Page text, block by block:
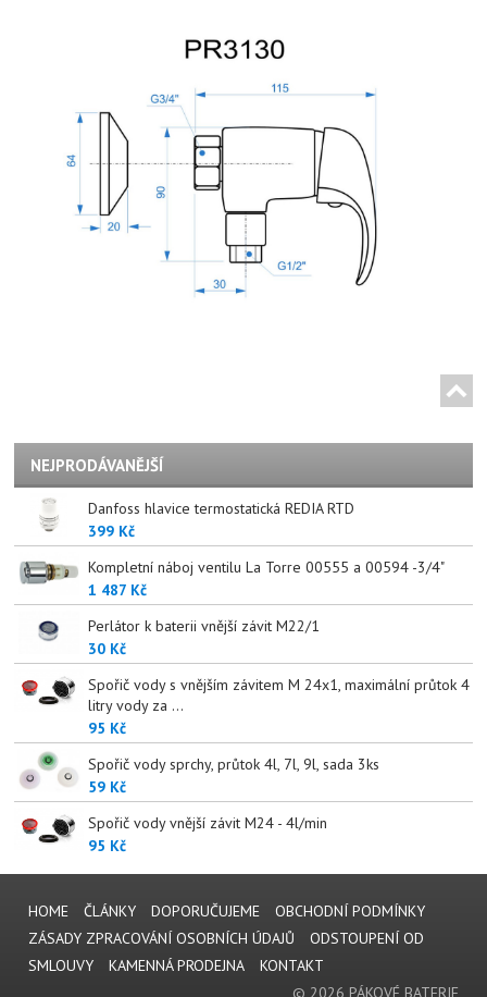
NEJPRODÁVANĚJŠÍ
Danfoss hlavice termostatická REDIA RTD
399 Kč
Kompletní náboj ventilu La Torre 00555 a 00594 -3/4"
1 487 Kč
Perlátor k baterii vnější závit M22/1
30 Kč
Spořič vody s vnějším závitem M 24x1, maximální průtok 4
litry vody za ...
95 Kč
Spořič vody sprchy, průtok 4l, 7l, 9l, sada 3ks
59 Kč
Spořič vody vnější závit M24 - 4l/min
95 Kč
HOME ČLÁNKY DOPORUČUJEME
OBCHODNÍ PODMÍNKY
ZÁSADY ZPRACOVÁNÍ OSOBNÍCH ÚDAJŮ
ODSTOUPENÍ OD
SMLOUVY
KAMENNÁ PRODEJNA
KONTAKT
© 2026 PÁKOVÉ BATERIE